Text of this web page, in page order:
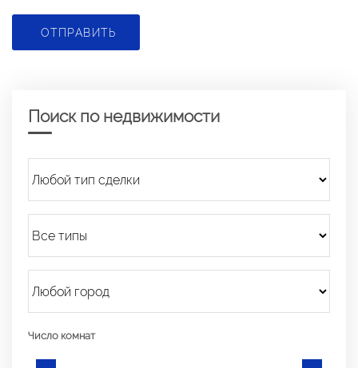
ОТПРАВИТЬ
Поиск по недвижимости
Число комнат